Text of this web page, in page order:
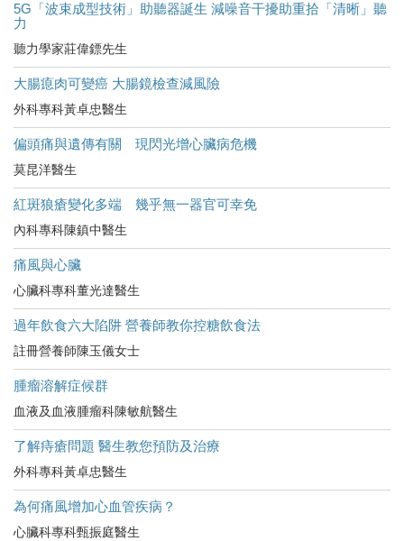
5G「波束成型技術」助聽器誕生 減噪音干擾助重拾「清晰」聽
力
聽力學家莊偉鏢先生
大腸瘜肉可變癌 大腸鏡檢查減風險
外科專科黃卓忠醫生
偏頭痛與遺傳有關 現閃光增心臟病危機
莫昆洋醫生
紅斑狼瘡變化多端 幾乎無一器官可幸免
內科專科陳鎮中醫生
痛風與心臟
心臟科專科董光達醫生
過年飲食六大陷阱 營養師教你控糖飲食法
註冊營養師陳玉儀女士
腫瘤溶解症候群
血液及血液腫瘤科陳敏航醫生
了解痔瘡問題 醫生教您預防及治療
外科專科黃卓忠醫生
為何痛風增加心血管疾病？
心臟科專科甄振庭醫生